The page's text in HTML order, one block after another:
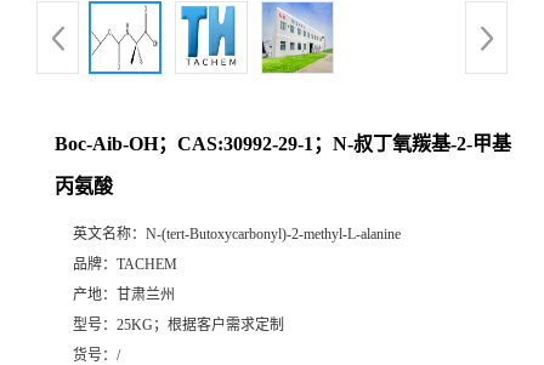
Boc-Aib-OH；CAS:30992-29-1；N-叔丁氧羰基-2-甲基
丙氨酸
英文名称： N-(tert-Butoxycarbonyl)-2-methyl-L-alanine
品牌： TACHEM
产地： 甘肃兰州
型号： 25KG；根据客户需求定制
货号： /